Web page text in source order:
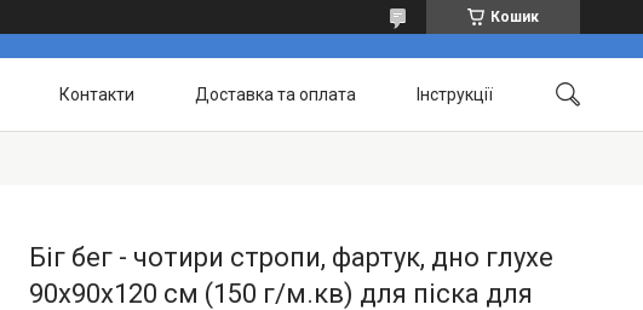
Кошик
Контакти Доставка та оплата Інструкції
Біг бег - чотири стропи, фартук, дно глухе
90х90х120 см (150 г/м.кв) для піска для